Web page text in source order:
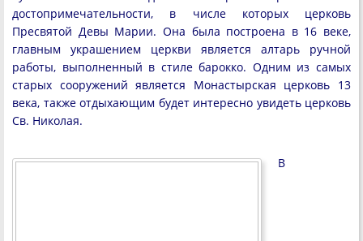
достопримечательности, в числе которых церковь
Пресвятой Девы Марии. Она была построена в 16 веке,
главным украшением церкви является алтарь ручной
работы, выполненный в стиле барокко. Одним из самых
старых сооружений является Монастырская церковь 13
века, также отдыхающим будет интересно увидеть церковь
Св. Николая.
В